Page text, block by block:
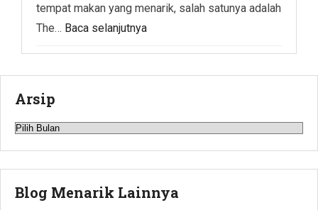
tempat makan yang menarik, salah satunya adalah
The… Baca selanjutnya
Arsip
Arsip
Blog Menarik Lainnya